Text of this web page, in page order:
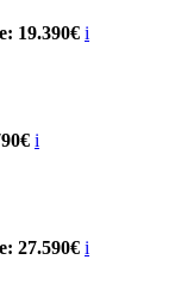
19.390€ i
i
27.590€ i